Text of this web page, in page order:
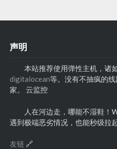
声明
本站推荐使用弹性主机，诸
digitalocean等。没有不抽疯的
家。 云监控
人在河边走，哪能不湿鞋！
遇到极端恶劣情况，也能秒级拉起
友链 🔗